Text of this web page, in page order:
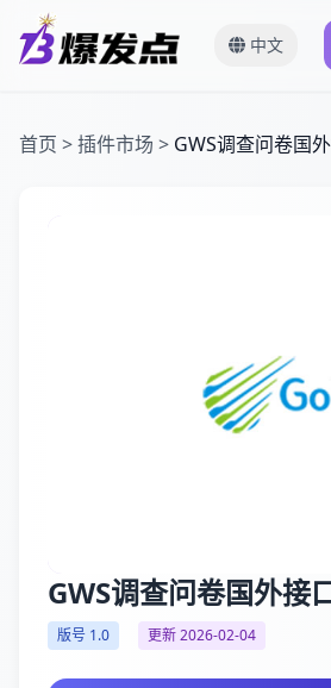
中文
首页 >插件市场 > GWS调查问卷国
GWS调查问卷国外接
版号 1.0 更新 2026-02-04